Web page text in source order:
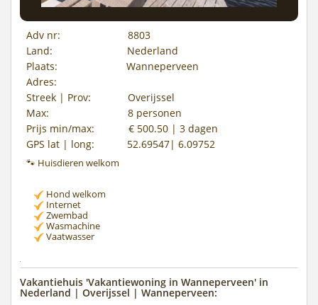
Adv nr:
8803
Land:
Nederland
Plaats:
Wanneperveen
Adres:
Streek | Prov:
Overijssel
Max:
8 personen
Prijs min/max:
€ 500.50 | 3 dagen
GPS lat | long:
52.69547| 6.09752
🐾 Huisdieren welkom
Hond welkom
Internet
Zwembad
Wasmachine
Vaatwasser
Vakantiehuis 'Vakantiewoning in Wanneperveen' in
Nederland | Overijssel | Wanneperveen: